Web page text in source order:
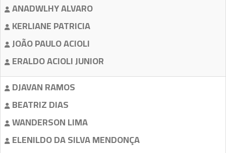
ANADWLHY ALVARO
KERLIANE PATRICIA
JOÃO PAULO ACIOLI
ERALDO ACIOLI JUNIOR
DJAVAN RAMOS
BEATRIZ DIAS
WANDERSON LIMA
ELENILDO DA SILVA MENDONÇA